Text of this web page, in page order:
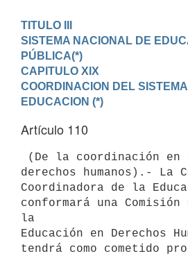
TITULO III
SISTEMA NACIONAL DE
PÚBLICA(*)
CAPITULO XIX
COORDINACION DEL
EDUCACION (*)
Artículo 110
derechos humanos).- La
Coordinadora de la
conformará una
la
Educación en Derechos
tendrá como cometido